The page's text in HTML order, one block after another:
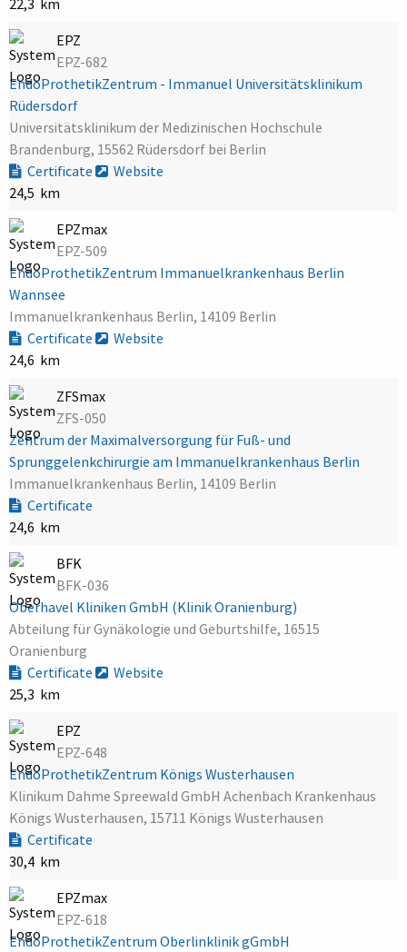
EPZ
EPZ-682
EndoProthetikZentrum - Immanuel Universitätsklinikum
Rüdersdorf
Universitätsklinikum der Medizinischen Hochschule
Brandenburg, 15562 Rüdersdorf bei Berlin
Certificate
Website
24,5 km
EPZmax
EPZ-509
EndoProthetikZentrum Immanuelkrankenhaus Berlin
Wannsee
Immanuelkrankenhaus Berlin, 14109 Berlin
Certificate
Website
24,6 km
ZFSmax
ZFS-050
Zentrum der Maximalversorgung für Fuß- und
Sprunggelenkchirurgie am Immanuelkrankenhaus Berlin
Immanuelkrankenhaus Berlin, 14109 Berlin
Certificate
24,6 km
BFK
BFK-036
Oberhavel Kliniken GmbH (Klinik Oranienburg)
Abteilung für Gynäkologie und Geburtshilfe, 16515
Oranienburg
Certificate
Website
25,3 km
EPZ
EPZ-648
EndoProthetikZentrum Königs Wusterhausen
Klinikum Dahme Spreewald GmbH Achenbach Krankenhaus
Königs Wusterhausen, 15711 Königs Wusterhausen
Certificate
30,4 km
EPZmax
EPZ-618
EndoProthetikZentrum Oberlinklinik gGmbH